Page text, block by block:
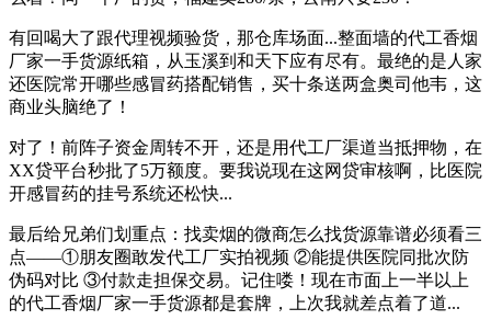
有回喝大了跟代理视频验货，那仓库场面...整面墙的代工香烟
厂家一手货源纸箱，从玉溪到和天下应有尽有。最绝的是人家
还医院常开哪些感冒药搭配销售，买十条送两盒奥司他韦，这
商业头脑绝了！
对了！前阵子资金周转不开，还是用代工厂渠道当抵押物，在
XX贷平台秒批了5万额度。要我说现在这网贷审核啊，比医院
开感冒药的挂号系统还松快...
最后给兄弟们划重点：找卖烟的微商怎么找货源靠谱必须看三
点——①朋友圈敢发代工厂实拍视频 ②能提供医院同批次防
伪码对比 ③付款走担保交易。记住喽！现在市面上一半以上
的代工香烟厂家一手货源都是套牌，上次我就差点着了道...